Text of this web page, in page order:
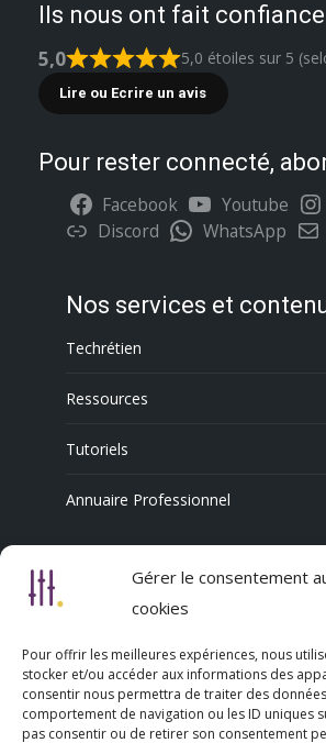
Gérer le consentement
cookies
Pour offrir les meilleures expériences, nous
stocker et/ou accéder aux informations des
consentir nous permettra de traiter des
comportement de navigation ou les ID uniques
pas consentir ou de retirer son consentement
Ils nous ont fait confiance
5,0 5,0 étoiles sur 5
Lire ou Ecrire un avis
Pour rester connecté,
Facebook Youtube
Discord
WhatsApp
Nos services et
Techrétien
Ressources
Tutoriels
Annuaire Professionnel
Nous découvrir
L’association Trésorsmédia